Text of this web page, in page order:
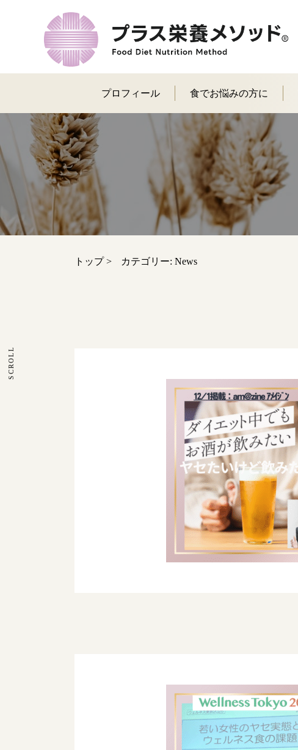
プロフィール 食でお悩みの方に
トップ> カテゴリー: News
SCROLL